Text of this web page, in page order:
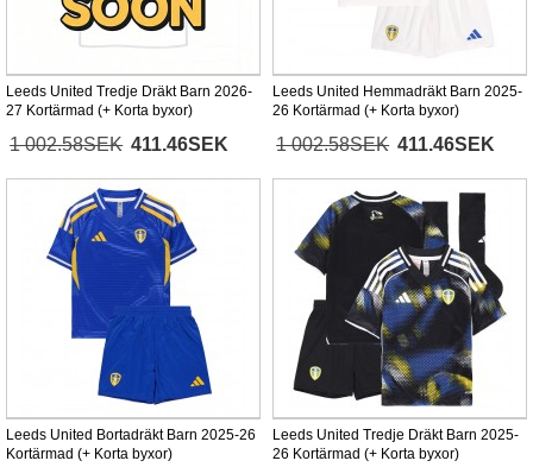
Leeds United Tredje Dräkt Barn 2026-
27 Kortärmad (+ Korta byxor)
1 002.58SEK 411.46SEK
Leeds United Hemmadräkt Barn 2025-
26 Kortärmad (+ Korta byxor)
1 002.58SEK 411.46SEK
Leeds United Bortadräkt Barn 2025-26
Kortärmad (+ Korta byxor)
Leeds United Tredje Dräkt Barn 2025-
26 Kortärmad (+ Korta byxor)